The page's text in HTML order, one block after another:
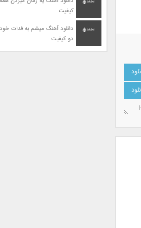
کیفیت
دانلود آهنگ میشم به فدات
دو کیفیت